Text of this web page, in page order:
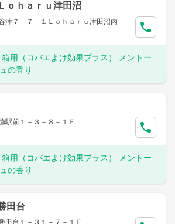
ｏｈａｒｕ津田沼
津７－７－１Ｌｏｈａｒｕ津田沼内
用（コバエよけ効果プラス） メントー
の香り
駅前１－３－８－１Ｆ
用（コバエよけ効果プラス） メントー
の香り
田台
田台１－３１－７－１Ｆ